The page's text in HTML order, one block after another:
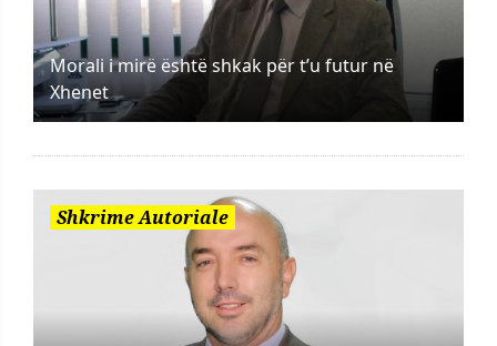
Morali i mirë është shkak për t’u futur në
Xhenet
Shkrime Autoriale